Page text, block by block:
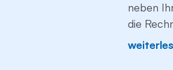
neben
die